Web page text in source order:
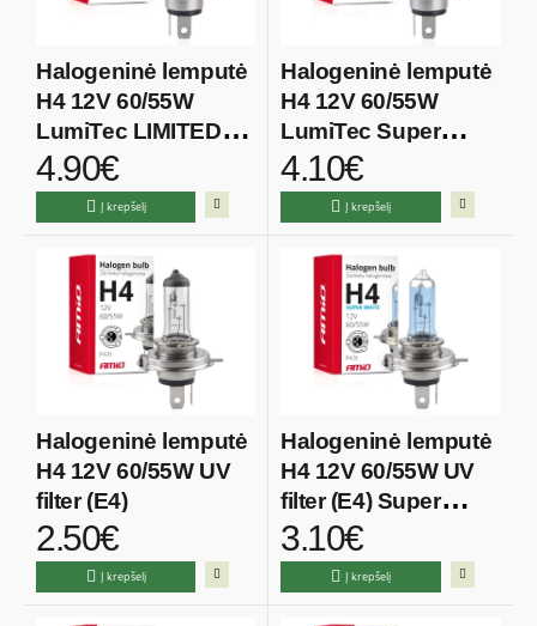
Halogeninė lemputė
H4 12V 60/55W
LumiTec LIMITED
+130%
4.90€
Į krepšelį
Halogeninė lemputė
H4 12V 60/55W
LumiTec Super
White +120%
4.10€
Į krepšelį
Halogeninė lemputė
H4 12V 60/55W UV
filter (E4)
2.50€
Į krepšelį
Halogeninė lemputė
H4 12V 60/55W UV
filter (E4) Super
White
3.10€
Į krepšelį